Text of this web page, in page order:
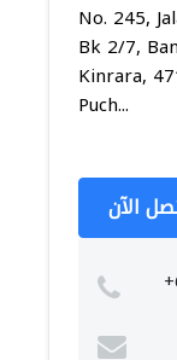
No. 245,
Bk 2/7,
Kinrara,
Puch...
الآن